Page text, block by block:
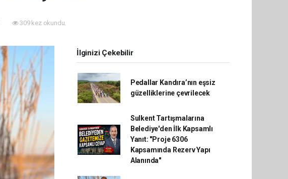
309 kez okundu.
İlginizi Çekebilir
Pedallar Kandıra’nın eşsiz
güzelliklerine çevrilecek
Sulkent Tartışmalarına
Belediye'den İlk Kapsamlı
Yanıt: "Proje 6306
Kapsamında Rezerv Yapı
Alanında"